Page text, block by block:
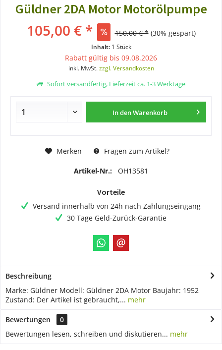
Güldner 2DA Motor Motorölpumpe
105,00 € * 150,00 € * (30% gespart)
Inhalt: 1 Stück
Rabatt gültig bis 09.08.2026
inkl. MwSt.zzgl. Versandkosten
Sofort versandfertig, Lieferzeit ca. 1-3 Werktage
In denWarenkorb
Merken Fragen zum Artikel?
Artikel-Nr.: OH13581
Vorteile
Versand innerhalb von 24h nach Zahlungseingang
30 Tage Geld-Zurück-Garantie
Beschreibung
Marke: Güldner Modell: Güldner 2DA Motor Baujahr: 1952
Zustand: Der Artikel ist gebraucht,... mehr
Bewertungen
0
Bewertungen lesen, schreiben und diskutieren... mehr